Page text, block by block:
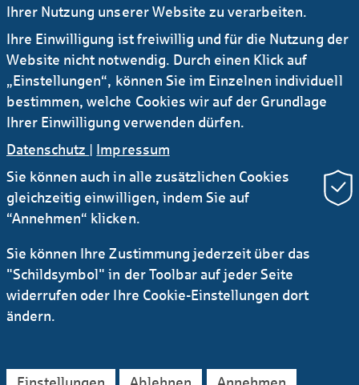
Online-Redaktion
Patricia Götz
T +49 69 / 91 32 - 55 82
E-Mail
Newsletter Research
RSS
Kontakt
Service Sichere E-Mail Kommunikation
Ihrer Nutzung unserer Website zu verarbeiten.
Ihre Einwilligung ist freiwillig und für die Nutzung der
Website nicht notwendig. Durch einen Klick auf
„Einstellungen“, können Sie im Einzelnen individuell
bestimmen, welche Cookies wir auf der Grundlage
Ihrer Einwilligung verwenden dürfen.
Datenschutz | Impressum
Sie können auch in alle zusätzlichen Cookies
gleichzeitig einwilligen, indem Sie auf
“Annehmen“ klicken.
Sie können Ihre Zustimmung jederzeit über das
"Schildsymbol" in der Toolbar auf jeder Seite
widerrufen oder Ihre Cookie-Einstellungen dort
ändern.